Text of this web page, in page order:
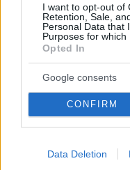
I want to opt-out of
Retention, Sale,
Personal Data that
Purposes for which
Opted In
Google consents
CONFIRM
Data Deletion
Θρίλερ στη Γλυφάδα:
και άνοιξε πυρ -
12.02.2024, 10:39
Thema Insights